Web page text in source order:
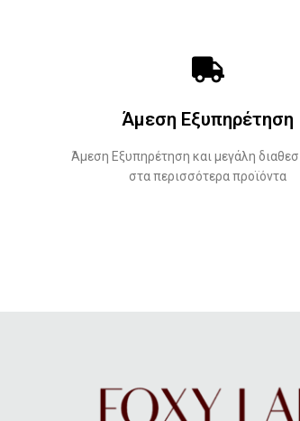
Άμεση Εξυπηρέτηση
Άμεση Εξυπηρέτηση και μεγάλη
στα περισσότερα προϊόντα